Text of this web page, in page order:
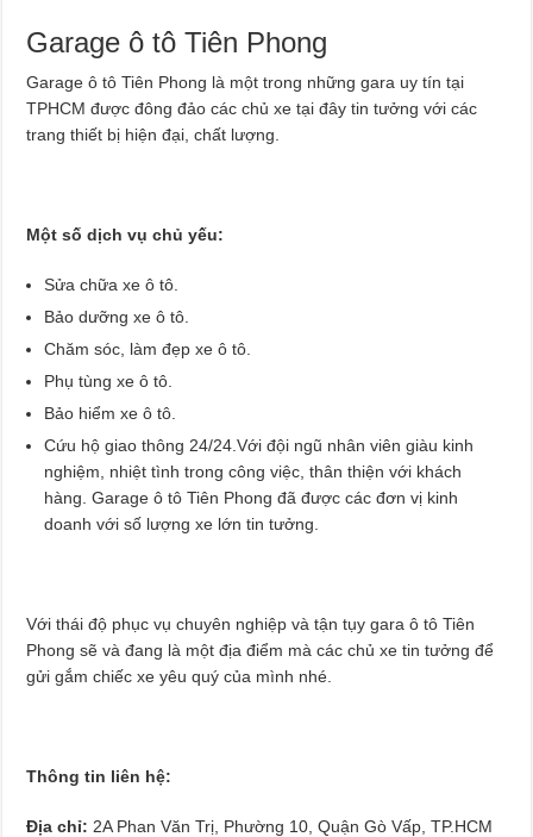
Garage ô tô Tiên Phong
Garage ô tô Tiên Phong là một trong những gara uy tín tại
TPHCM được đông đảo các chủ xe tại đây tin tưởng với các
trang thiết bị hiện đại, chất lượng.
Một số dịch vụ chủ yếu:
Sửa chữa xe ô tô.
Bảo dưỡng xe ô tô.
Chăm sóc, làm đẹp xe ô tô.
Phụ tùng xe ô tô.
Bảo hiểm xe ô tô.
Cứu hộ giao thông 24/24.Với đội ngũ nhân viên giàu kinh
nghiệm, nhiệt tình trong công việc, thân thiện với khách
hàng. Garage ô tô Tiên Phong đã được các đơn vị kinh
doanh với số lượng xe lớn tin tưởng.
Với thái độ phục vụ chuyên nghiệp và tận tụy gara ô tô Tiên
Phong sẽ và đang là một địa điểm mà các chủ xe tin tưởng để
gửi gắm chiếc xe yêu quý của mình nhé.
Thông tin liên hệ:
Địa chỉ: 2A Phan Văn Trị, Phường 10, Quận Gò Vấp, TP.HCM